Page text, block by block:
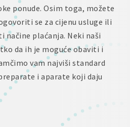
ponude. Osim toga, možete
se za cijenu usluge ili
načine plaćanja. Neki naši
da ih je moguće obaviti i
vam najviši standard
i aparate koji daju